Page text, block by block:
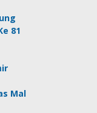
81
Mal